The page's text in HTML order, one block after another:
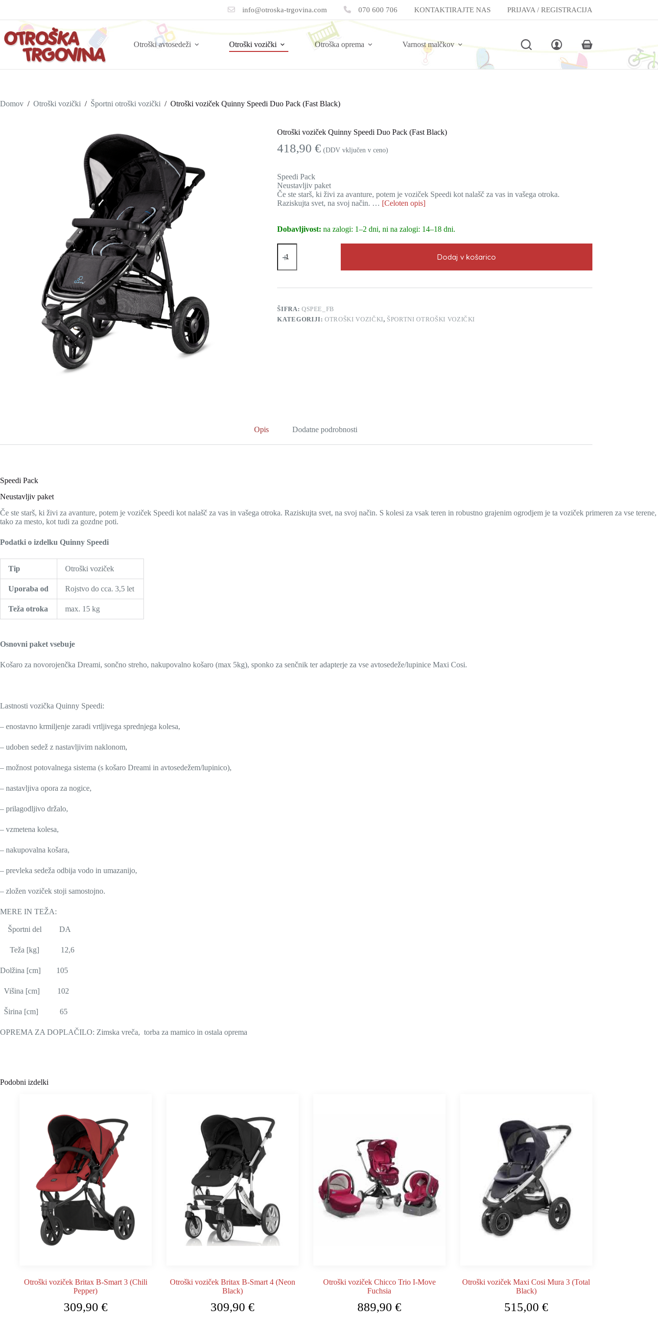
info@otroska-trgovina.com 070 600 706 KONTAKTIRAJTE NAS PRIJAVA / REGISTRACIJA
Otroški avtosedeži Otroški vozički Otroška oprema Varnost malčkov
Shopping
cart
Domov / Otroški vozički / Športni otroški vozički / Otroški voziček Quinny Speedi Duo Pack (Fast Black)
Otroški voziček Quinny Speedi Duo Pack (Fast Black)
418,90€ (DDV vključen v ceno)
Speedi Pack
Neustavljiv paket
Če ste starš, ki živi za avanture, potem je voziček Speedi kot nalašč za vas in vašega otroka.
Raziskujta svet, na svoj način. … [Celoten opis]
Dobavljivost: na zalogi: 1–2 dni, ni na zalogi: 14–18 dni.
Otroški
voziček
Speedi
Pack
Black)
količina
Dodaj v košarico
ŠIFRA: QSPEE_FB
KATEGORIJI:OTROŠKI VOZIČKI, ŠPORTNI OTROŠKI VOZIČKI
Opis Dodatne podrobnosti
Speedi Pack
Neustavljiv paket
Če ste starš, ki živi za avanture, potem je voziček Speedi kot nalašč za vas in vašega otroka. Raziskujta svet, na svoj način. S kolesi za vsak teren in robustno grajenim ogrodjem je ta voziček primeren za vse terene,
tako za mesto, kot tudi za gozdne poti.
Podatki o izdelku Quinny Speedi
Tip Otroški voziček
Uporaba od Rojstvo do cca. 3,5 let
Teža otroka max. 15 kg
Osnovni paket vsebuje
Košaro za novorojenčka Dreami, sončno streho, nakupovalno košaro (max 5kg), sponko za senčnik ter adapterje za vse avtosedeže/lupinice Maxi Cosi.
Lastnosti vozička Quinny Speedi:
– enostavno krmiljenje zaradi vrtljivega sprednjega kolesa,
– udoben sedež z nastavljivim naklonom,
– možnost potovalnega sistema (s košaro Dreami in avtosedežem/lupinico),
– nastavljiva opora za nogice,
– prilagodljivo držalo,
– vzmetena kolesa,
– nakupovalna košara,
– prevleka sedeža odbija vodo in umazanijo,
– zložen voziček stoji samostojno.
MERE IN TEŽA:
Športni del DA
Teža [kg] 12,6
Dolžina [cm] 105
Višina [cm] 102
Širina [cm] 65
OPREMA ZA DOPLAČILO: Zimska vreča, torba za mamico in ostala oprema
Podobni izdelki
Otroški voziček Britax B-Smart 3 (Chili
Pepper)
309,90 €
Otroški voziček Britax B-Smart 4 (Neon
Black)
309,90 €
Otroški voziček Chicco Trio I-Move
Fuchsia
889,90 €
Otroški voziček Maxi Cosi Mura 3 (Total
Black)
515,00 €